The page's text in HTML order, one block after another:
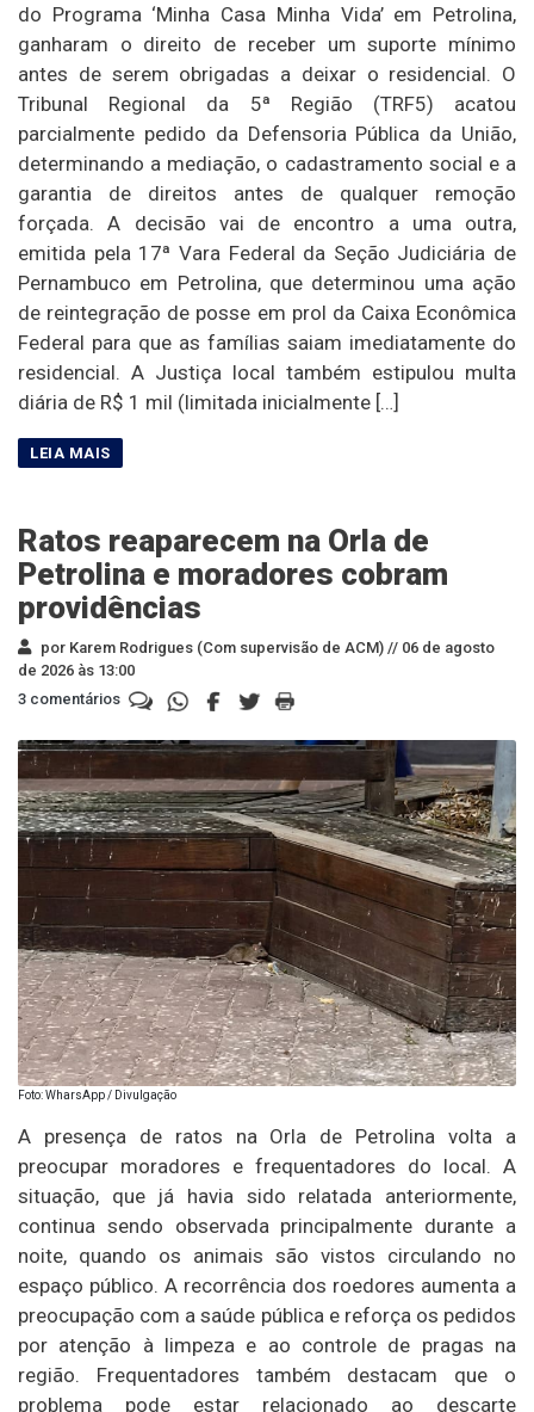
do Programa ‘Minha Casa Minha Vida’ em Petrolina,
ganharam o direito de receber um suporte mínimo
antes de serem obrigadas a deixar o residencial. O
Tribunal Regional da 5ª Região (TRF5) acatou
parcialmente pedido da Defensoria Pública da União,
determinando a mediação, o cadastramento social e a
garantia de direitos antes de qualquer remoção
forçada. A decisão vai de encontro a uma outra,
emitida pela 17ª Vara Federal da Seção Judiciária de
Pernambuco em Petrolina, que determinou uma ação
de reintegração de posse em prol da Caixa Econômica
Federal para que as famílias saiam imediatamente do
residencial. A Justiça local também estipulou multa
diária de R$ 1 mil (limitada inicialmente […]
Ratos reaparecem na Orla de
Petrolina e moradores cobram
providências
por Karem Rodrigues (Com supervisão de ACM) // 06 de agosto
de 2026 às 13:00
3 comentários
Foto: WharsApp / Divulgação
A presença de ratos na Orla de Petrolina volta a
preocupar moradores e frequentadores do local. A
situação, que já havia sido relatada anteriormente,
continua sendo observada principalmente durante a
noite, quando os animais são vistos circulando no
espaço público. A recorrência dos roedores aumenta a
preocupação com a saúde pública e reforça os pedidos
por atenção à limpeza e ao controle de pragas na
região. Frequentadores também destacam que o
problema pode estar relacionado ao descarte